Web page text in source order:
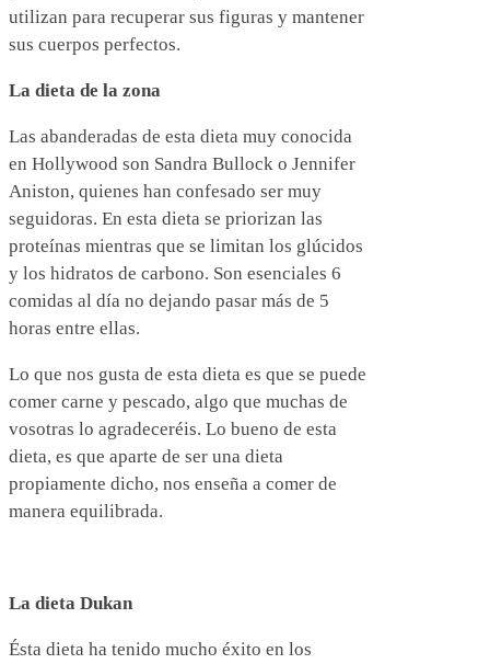
utilizan para recuperar sus figuras y mantener
sus cuerpos perfectos.
La dieta de la zona
Las abanderadas de esta dieta muy conocida
en Hollywood son Sandra Bullock o Jennifer
Aniston, quienes han confesado ser muy
seguidoras. En esta dieta se priorizan las
proteínas mientras que se limitan los glúcidos
y los hidratos de carbono. Son esenciales 6
comidas al día no dejando pasar más de 5
horas entre ellas.
Lo que nos gusta de esta dieta es que se puede
comer carne y pescado, algo que muchas de
vosotras lo agradeceréis. Lo bueno de esta
dieta, es que aparte de ser una dieta
propiamente dicho, nos enseña a comer de
manera equilibrada.
La dieta Dukan
Ésta dieta ha tenido mucho éxito en los